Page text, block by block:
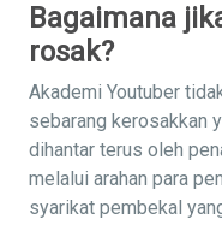
Bagaimana
rosak?
Akademi Youtuber
sebarang kerosakkan
dihantar terus oleh
melalui arahan para
syarikat pembekal